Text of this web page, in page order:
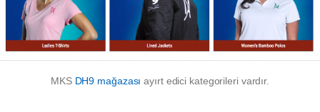
MKS DH9 mağazası ayırt edici kategorileri vardır.